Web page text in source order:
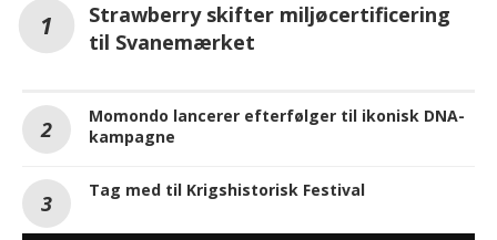
Strawberry skifter miljøcertificering
til Svanemærket
Momondo lancerer efterfølger til ikonisk DNA-
kampagne
Tag med til Krigshistorisk Festival